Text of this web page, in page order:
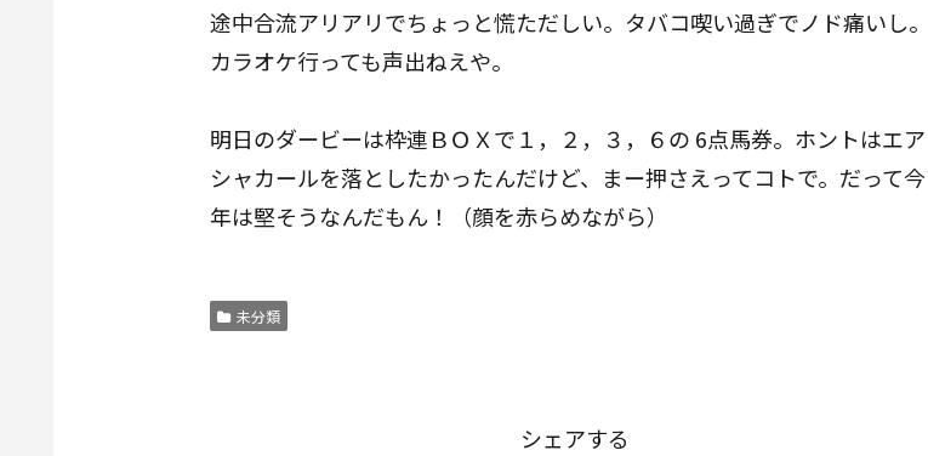
途中合流アリアリでちょっと慌ただしい。タバコ喫い過ぎでノド痛いし。
カラオケ行っても声出ねえや。
明日のダービーは枠連ＢＯＸで１，２，３，６の 6点馬券。ホントはエア
シャカールを落としたかったんだけど、まー押さえってコトで。だって今
年は堅そうなんだもん！（顔を赤らめながら）
未分類
シェアする